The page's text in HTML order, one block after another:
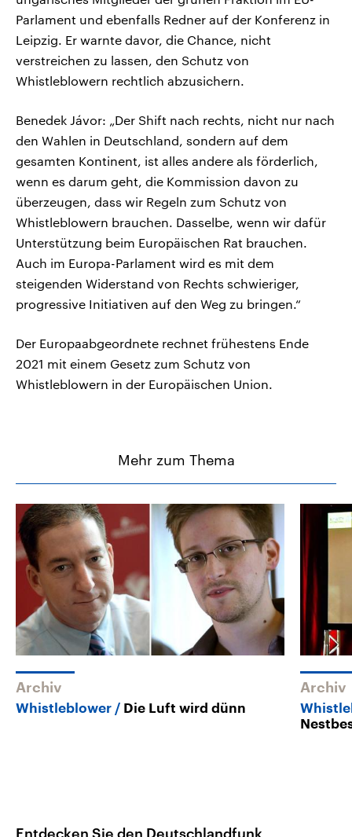
Parlament und ebenfalls Redner auf der Konferenz in
Leipzig. Er warnte davor, die Chance, nicht
verstreichen zu lassen, den Schutz von
Whistleblowern rechtlich abzusichern.
Benedek Jávor: „Der Shift nach rechts, nicht nur nach
den Wahlen in Deutschland, sondern auf dem
gesamten Kontinent, ist alles andere als förderlich,
wenn es darum geht, die Kommission davon zu
überzeugen, dass wir Regeln zum Schutz von
Whistleblowern brauchen. Dasselbe, wenn wir dafür
Unterstützung beim Europäischen Rat brauchen.
Auch im Europa-Parlament wird es mit dem
steigenden Widerstand von Rechts schwieriger,
progressive Initiativen auf den Weg zu bringen.“
Der Europaabgeordnete rechnet frühestens Ende
2021 mit einem Gesetz zum Schutz von
Whistleblowern in der Europäischen Union.
Mehr zum Thema
Archiv
Whistleblower Die Luft wird dünn
Archiv
Entdecken Sie den Deutschlandfunk